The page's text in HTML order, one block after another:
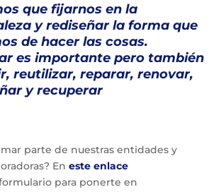
que fijarnos en la
y rediseñar la forma que
de hacer las cosas.
es importante pero también
reutilizar, reparar, renovar,
y recuperar
parte de nuestras entidades y
En este enlace
para ponerte en